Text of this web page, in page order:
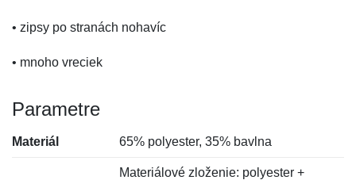
• zipsy po stranách nohavíc
• mnoho vreciek
Parametre
Materiál 65% polyester, 35% bavlna
Materiálové zloženie: polyester +